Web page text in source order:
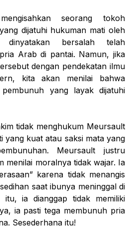
seorang tokoh
dijatuhi hukuman mati oleh
dinyatakan bersalah telah
Arab di pantai. Namun, jika
dengan pendekatan ilmu
kita akan menilai bahwa
yang layak dijatuhi
tidak menghukum Meursault
yang kuat atau saksi mata yang
Meursault justru
menilai moralnya tidak wajar. Ia
karena tidak menangis
saat ibunya meninggal di
itu, ia dianggap tidak memiliki
ia pasti tega membunuh pria
Sesederhana itu!